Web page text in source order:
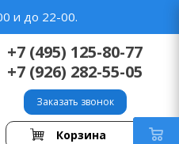
и до 22-00.
+7 (495) 125-80-77
+7 (926) 282-55-05
Заказать звонок
Корзина